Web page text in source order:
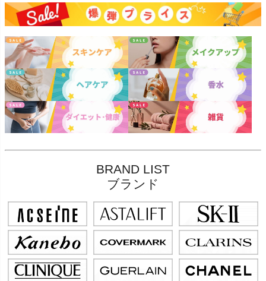
BRAND LIST
ブランド